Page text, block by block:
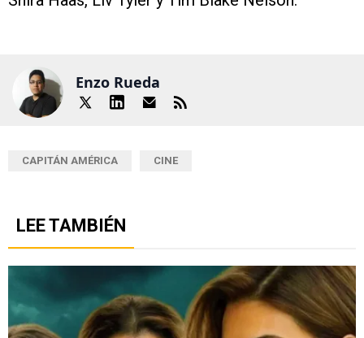
Enzo Rueda
CAPITÁN AMÉRICA CINE
LEE TAMBIÉN